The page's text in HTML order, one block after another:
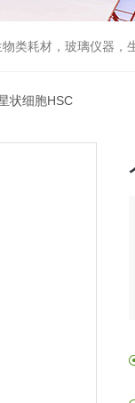
类耗材，玻璃仪器，
状细胞HSC